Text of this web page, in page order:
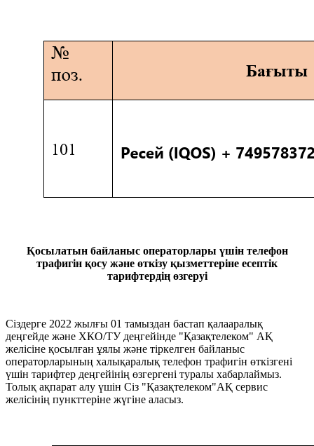
Қосылатын байланыс операторлары үшін телефон
трафигін қосу және өткізу қызметтеріне есептік
тарифтердің өзгеруі
Сіздерге 2022 жылғы 01 тамыздан бастап қалааралық
деңгейде және ХКО/ТУ деңгейінде "Қазақтелеком" АҚ
желісіне қосылған ұялы және тіркелген байланыс
операторларының халықаралық телефон трафигін өткізгені
үшін тарифтер деңгейінің өзгергені туралы хабарлаймыз.
Толық ақпарат алу үшін Сіз "Қазақтелеком"АҚ сервис
желісінің пункттеріне жүгіне аласыз.